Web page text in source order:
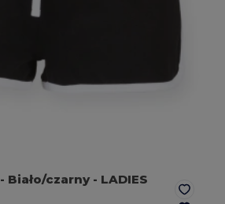
- Biało/czarny- LADIES